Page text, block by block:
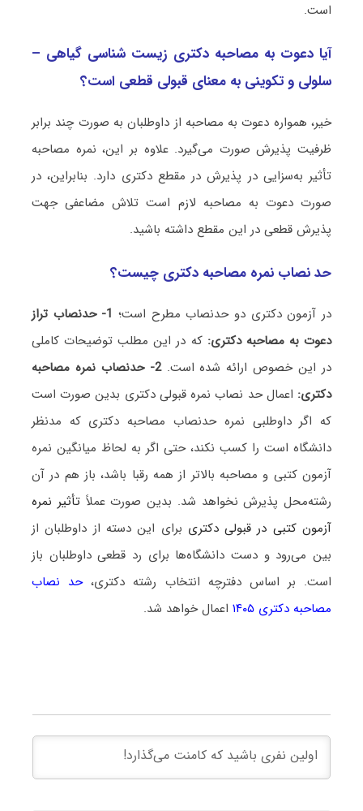
است.
آیا دعوت به مصاحبه دکتری زیست ‌شناسی گیاهی –
سلولی و تکوینی به معنای قبولی قطعی است؟
خیر، همواره دعوت به مصاحبه از داوطلبان به صورت چند برابر
ظرفیت پذیرش صورت می‌گیرد. علاوه بر این، نمره مصاحبه
تأثیر به‌سزایی در پذیرش در مقطع دکتری دارد. بنابراین، در
صورت دعوت به مصاحبه لازم است تلاش مضاعفی جهت
پذیرش قطعی در این مقطع داشته باشید.
حد نصاب نمره مصاحبه دکتری چیست؟
در آزمون دکتری دو حدنصاب مطرح است؛
1- حدنصاب تراز
دعوت به مصاحبه دکتری: که در این مطلب توضیحات کاملی
در این خصوص ارائه شده است. 2- حدنصاب نمره مصاحبه
دکتری: اعمال حد نصاب نمره قبولی دکتری بدین صورت است
که اگر داوطلبی نمره حدنصاب مصاحبه دکتری که مدنظر
دانشگاه است را کسب نکند، حتی اگر به لحاظ میانگین نمره
آزمون کتبی و مصاحبه بالاتر از همه رقبا باشد، باز هم در آن
رشته‌محل پذیرش نخواهد شد. بدین صورت عملاً تأثیر نمره
آزمون کتبی در قبولی دکتری برای این دسته از داوطلبان از
بین می‌رود و دست دانشگاه‌ها برای رد قطعی داوطلبان باز
است. بر اساس دفترچه انتخاب رشته دکتری،حد نصاب
مصاحبه دکتری ۱۴۰۵
اعمال خواهد شد.